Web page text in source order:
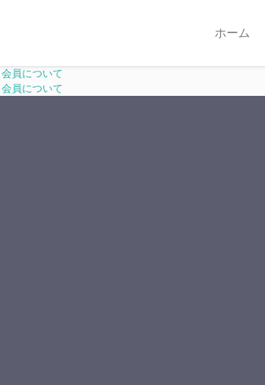
ホーム
会員について
会員について